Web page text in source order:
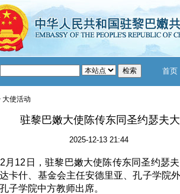
首页
大使活动
驻黎巴嫩大使陈传东同圣约瑟夫
2025-12-13 21:44
月12日，驻黎巴嫩大使陈传东同圣约瑟
卡什、基金会主任安德里亚、孔子学院
子学院中方教师出席。